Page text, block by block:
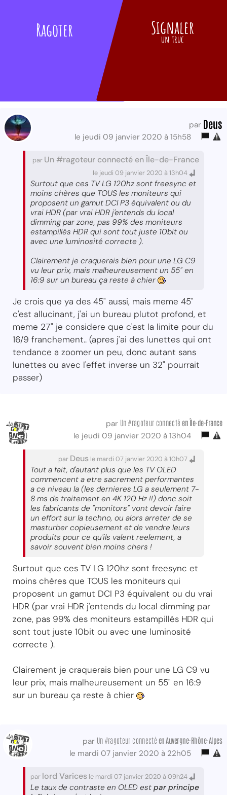
Ragoter Signaler
un truc
par Deus
le jeudi 09 janvier 2020 à 15h58
par Un #ragoteur connecté en Île-de-France
le jeudi 09 janvier 2020 à 13h04
Surtout que ces TV LG 120hz sont freesync et
moins chères que TOUS les moniteurs qui
proposent un gamut DCI P3 équivalent ou du
vrai HDR (par vrai HDR j'entends du local
dimming par zone, pas 99% des moniteurs
estampillés HDR qui sont tout juste 10bit ou
avec une luminosité correcte ).
Clairement je craquerais bien pour une LG C9
vu leur prix, mais malheureusement un 55" en
16:9 sur un bureau ça reste à chier
Je crois que ya des 45" aussi, mais meme 45"
c'est allucinant, j'ai un bureau plutot profond, et
meme 27" je considere que c'est la limite pour du
16/9 franchement.. (apres j'ai des lunettes qui ont
tendance a zoomer un peu, donc autant sans
lunettes ou avec l'effet inverse un 32" pourrait
passer)
par Un #ragoteur connecté en Île-de-France
le jeudi 09 janvier 2020 à 13h04
par Deus le mardi 07 janvier 2020 à 10h07
Tout a fait, d'autant plus que les TV OLED
commencent a etre sacrement performantes
a ce niveau la (les dernieres LG a seulement 7-
8 ms de traitement en 4K 120 Hz !!) donc soit
les fabricants de "monitors" vont devoir faire
un effort sur la techno, ou alors arreter de se
masturber copieusement et de vendre leurs
produits pour ce qu'ils valent reelement, a
savoir souvent bien moins chers !
Surtout que ces TV LG 120hz sont freesync et
moins chères que TOUS les moniteurs qui
proposent un gamut DCI P3 équivalent ou du vrai
HDR (par vrai HDR j'entends du local dimming par
zone, pas 99% des moniteurs estampillés HDR qui
sont tout juste 10bit ou avec une luminosité
correcte ).
Clairement je craquerais bien pour une LG C9 vu
leur prix, mais malheureusement un 55" en 16:9
sur un bureau ça reste à chier
par Un #ragoteur connecté en Auvergne-Rhône-Alpes
le mardi 07 janvier 2020 à 22h05
par lord Varices le mardi 07 janvier 2020 à 09h24
Le taux de contraste en OLED est par principe